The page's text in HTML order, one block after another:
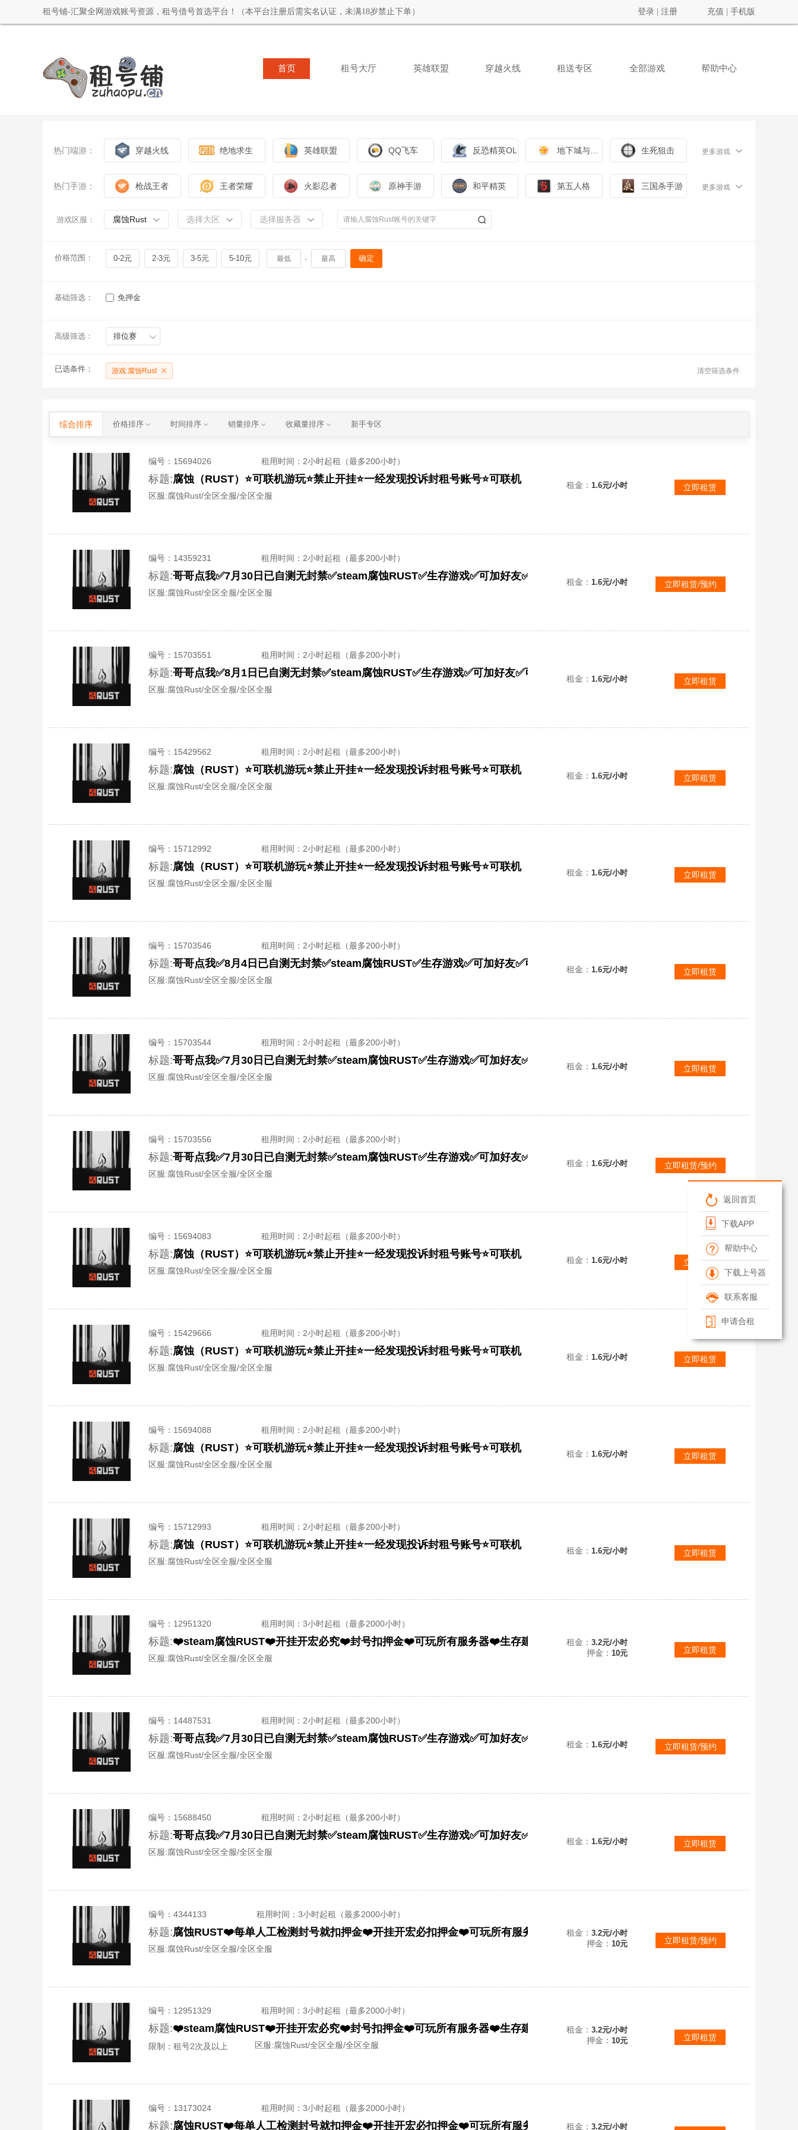
租号铺-汇聚全网游戏账号资源，租号借号首选平台！（本平台注册后需实名认证，未满18岁禁止下单） 登录 注册 充值 手机版
首页 租号大厅 英雄联盟 穿越火线 租送专区 全部游戏 帮助中心
返回首页
下载APP
帮助中心
下载上号器
联系客服
申请合租
热门端游： 穿越火线 绝地求生 英雄联盟 QQ飞车 反恐精英OL 生死狙击 更多游戏
热门手游： 枪战王者 王者荣耀 火影忍者 原神手游 和平精英 第五人格 三国杀手游 更多游戏
游戏区服： 腐蚀Rust 选择大区 选择服务器
价格范围： 0-2元 2-3元 3-5元 5-10元 - 确定
基础筛选： 免押金
高级筛选： 排位赛
已选条件： 游戏:腐蚀Rust 清空筛选条件
综合排序 价格排序 时间排序 销量排序 收藏量排序 新手专区
编号： 15694026 租用时间 ：2小时起租（最多200小时）
标题:腐蚀（RUST）⭐可联机游玩⭐禁止开挂⭐一经发现投诉封租号账号⭐可联机
区服:腐蚀Rust/全区全服/全区全服
租金： 1.6元/小时 立即租赁
编号： 14359231 租用时间 ：2小时起租（最多200小时）
标题: 哥哥点我✅7月30日已自测无封禁✅steam腐蚀RUST✅生存游戏✅可加好友✅可联机✅已更新无封禁
区服:腐蚀Rust/全区全服/全区全服
租金： 1.6元/小时 立即租赁/预约
编号： 15703551 租用时间 ：2小时起租（最多200小时）
标题:哥哥点我✅8月1日已自测无封禁✅steam腐蚀RUST✅生存游戏✅可加好友✅可联机✅
区服:腐蚀Rust/全区全服/全区全服
租金： 1.6元/小时 立即租赁
编号： 15429562 租用时间 ：2小时起租（最多200小时）
标题:腐蚀（RUST）⭐可联机游玩⭐禁止开挂⭐一经发现投诉封租号账号⭐可联机
区服:腐蚀Rust/全区全服/全区全服
租金： 1.6元/小时 立即租赁
编号： 15712992 租用时间 ：2小时起租（最多200小时）
标题:腐蚀（RUST）⭐可联机游玩⭐禁止开挂⭐一经发现投诉封租号账号⭐可联机
区服:腐蚀Rust/全区全服/全区全服
租金： 1.6元/小时 立即租赁
编号： 15703546 租用时间 ：2小时起租（最多200小时）
标题:哥哥点我✅8月4日已自测无封禁✅steam腐蚀RUST✅生存游戏✅可加好友✅可联机✅
区服:腐蚀Rust/全区全服/全区全服
租金： 1.6元/小时 立即租赁
编号： 15703544 租用时间 ：2小时起租（最多200小时）
标题:哥哥点我✅7月30日已自测无封禁✅steam腐蚀RUST✅生存游戏✅可加好友✅可联机✅
区服:腐蚀Rust/全区全服/全区全服
租金： 1.6元/小时 立即租赁
编号： 15703556 租用时间 ：2小时起租（最多200小时）
标题:哥哥点我✅7月30日已自测无封禁✅steam腐蚀RUST✅生存游戏✅可加好友✅可联机✅
区服:腐蚀Rust/全区全服/全区全服
租金： 1.6元/小时 立即租赁/预约
编号： 15694083 租用时间 ：2小时起租（最多200小时）
标题:腐蚀（RUST）⭐可联机游玩⭐禁止开挂⭐一经发现投诉封租号账号⭐可联机
区服:腐蚀Rust/全区全服/全区全服
租金： 1.6元/小时 立即租赁
编号： 15429666 租用时间 ：2小时起租（最多200小时）
标题:腐蚀（RUST）⭐可联机游玩⭐禁止开挂⭐一经发现投诉封租号账号⭐可联机
区服:腐蚀Rust/全区全服/全区全服
租金： 1.6元/小时 立即租赁
编号： 15694088 租用时间 ：2小时起租（最多200小时）
标题:腐蚀（RUST）⭐可联机游玩⭐禁止开挂⭐一经发现投诉封租号账号⭐可联机
区服:腐蚀Rust/全区全服/全区全服
租金： 1.6元/小时 立即租赁
编号： 15712993 租用时间 ：2小时起租（最多200小时）
标题:腐蚀（RUST）⭐可联机游玩⭐禁止开挂⭐一经发现投诉封租号账号⭐可联机
区服:腐蚀Rust/全区全服/全区全服
租金： 1.6元/小时 立即租赁
编号： 12951320 租用时间 ：3小时起租（最多2000小时）
标题:❤️steam腐蚀RUST❤️开挂开宏必究❤️封号扣押金❤️可玩所有服务器❤️生存建造
区服:腐蚀Rust/全区全服/全区全服
租金： 3.2元/小时
押金： 10元 立即租赁
编号： 14487531 租用时间 ：2小时起租（最多200小时）
标题:哥哥点我✅7月30日已自测无封禁✅steam腐蚀RUST✅生存游戏✅可加好友✅可联机✅
区服:腐蚀Rust/全区全服/全区全服
租金： 1.6元/小时 立即租赁/预约
编号： 15688450 租用时间 ：2小时起租（最多200小时）
标题:哥哥点我✅7月30日已自测无封禁✅steam腐蚀RUST✅生存游戏✅可加好友✅可联机✅
区服:腐蚀Rust/全区全服/全区全服
租金： 1.6元/小时 立即租赁
编号：4344133 租用时间 ：3小时起租（最多2000小时）
标题: 腐蚀RUST❤️每单人工检测封号就扣押金❤️开挂开宏必扣押金❤️可玩所有服务器❤️生存建造
区服:腐蚀Rust/全区全服/全区全服
租金： 3.2元/小时
押金： 10元 立即租赁/预约
编号： 12951329 租用时间 ：3小时起租（最多2000小时）
标题:❤️steam腐蚀RUST❤️开挂开宏必究❤️封号扣押金❤️可玩所有服务器❤️生存建造
限制：租号2次及以上 区服:腐蚀Rust/全区全服/全区全服
租金： 3.2元/小时
押金： 10元 立即租赁
编号： 13173024 租用时间 ：3小时起租（最多2000小时）
标题: 腐蚀RUST❤️每单人工检测封号就扣押金❤️开挂开宏必扣押金❤️可玩所有服务器❤️生存建造
租金： 3.2元/小时